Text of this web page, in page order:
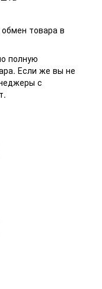
товара в
полную
Если же вы не
с